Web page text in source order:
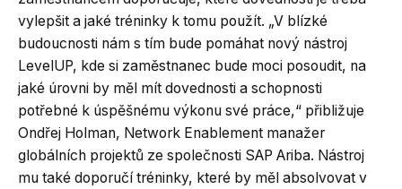
vylepšit a jaké tréninky k tomu použít. „V blízké
budoucnosti nám s tím bude pomáhat nový nástroj
LevelUP, kde si zaměstnanec bude moci posoudit, na
jaké úrovni by měl mít dovednosti a schopnosti
potřebné k úspěšnému výkonu své práce,“ přibližuje
Ondřej Holman, Network Enablement manažer
globálních projektů ze společnosti SAP Ariba. Nástroj
mu také doporučí tréninky, které by měl absolvovat v